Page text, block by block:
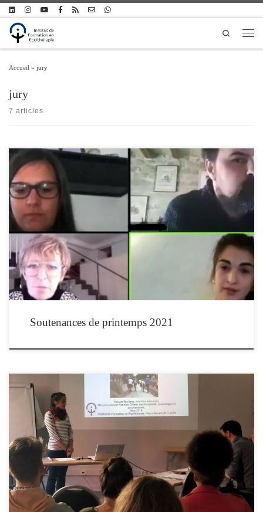
Passer au contenu
Search
Accueil » jury
jury
7 articles
Les stagiaires en formation d’équithérapeute de la promotion Mistral soutiennent
leurs travaux de fin de formation le vendredi 26 et samedi 27 avril 2021, par
visioconférence. Pour limiter les déplacements et regroupements, et le public ne
pouvant être reçu en présentiel, les soutenances se dérouleront par visioconférence,
auxquels vous pouvez […]
Soutenances de printemps 2021
Les stagiaires en formation d’équithérapeute de la promotion Epona soutiennent
leurs travaux de fin de formation le vendredi 3 et samedi 4 avril 2020, par
visioconférence Exceptionnellement, les soutenances se dérouleront par webinaires,
auxquels vous pouvez assister en direct de chez vous, gratuitement, sur inscription
obligatoire. Les participants au webinaire […]